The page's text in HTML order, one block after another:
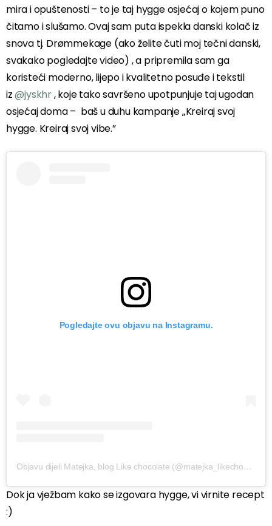
mira i opuštenosti – to je taj hygge osjećaj o kojem puno
čitamo i slušamo. Ovaj sam puta ispekla danski kolač iz
snova tj. Drømmekage (ako želite čuti moj tečni danski,
svakako pogledajte video) , a pripremila sam ga
koristeći moderno, lijepo i kvalitetno posuđe i tekstil
iz@jyskhr, koje tako savršeno upotpunjuje taj ugodan
osjećaj doma – baš u duhu kampanje „Kreiraj svoj
hygge. Kreiraj svoj vibe.”
Pogledajte ovu objavu na Instagramu.
Objavu dijeli Matejka, blog Like chocolate (@matejka_likechocolate)
Dok ja vježbam kako se izgovara hygge, vi virnite recept
:)